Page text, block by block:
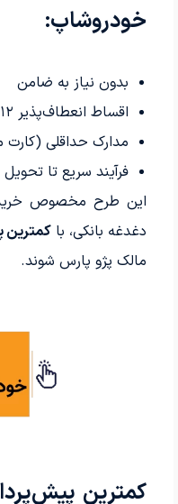
خودروشاپ:
بدون نیاز به ضامن
اقساط انعطاف‌پذیر ۱۲ تا ۳۶ ماهه
مدارک حداقلی (کارت
فرآیند سریع تا تحویل
این طرح مخصوص
دغدغه بانکی، با کمترین
مالک پژو پارس شوند.
کمترین